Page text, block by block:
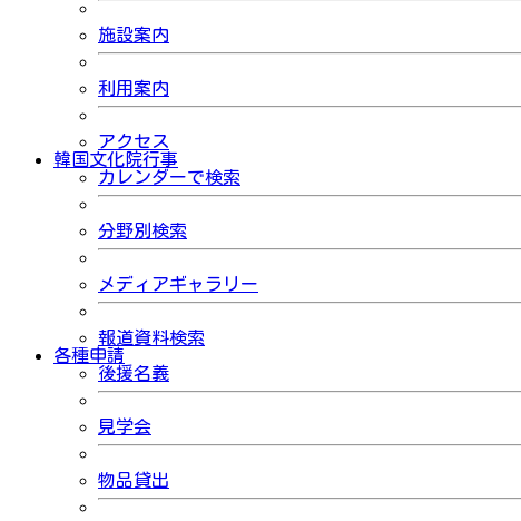
施設案内
利用案内
アクセス
韓国文化院行事
カレンダーで検索
分野別検索
メディアギャラリー
報道資料検索
各種申請
後援名義
見学会
物品貸出